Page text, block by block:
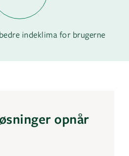
indeklima for brugerne
opnår